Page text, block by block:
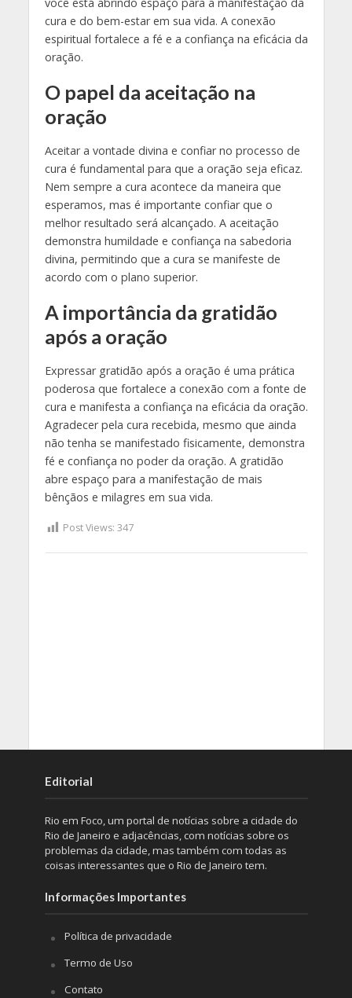
você está abrindo espaço para a manifestação da
cura e do bem-estar em sua vida. A conexão
espiritual fortalece a fé e a confiança na eficácia da
oração.
O papel da aceitação na
oração
Aceitar a vontade divina e confiar no processo de
cura é fundamental para que a oração seja eficaz.
Nem sempre a cura acontece da maneira que
esperamos, mas é importante confiar que o
melhor resultado será alcançado. A aceitação
demonstra humildade e confiança na sabedoria
divina, permitindo que a cura se manifeste de
acordo com o plano superior.
A importância da gratidão
após a oração
Expressar gratidão após a oração é uma prática
poderosa que fortalece a conexão com a fonte de
cura e manifesta a confiança na eficácia da oração.
Agradecer pela cura recebida, mesmo que ainda
não tenha se manifestado fisicamente, demonstra
fé e confiança no poder da oração. A gratidão
abre espaço para a manifestação de mais
bênçãos e milagres em sua vida.
Post Views: 347
Editorial
Rio em Foco, um portal de notícias sobre a cidade do
Rio de Janeiro e adjacências, com notícias sobre os
problemas da cidade, mas também com todas as
coisas interessantes que o Rio de Janeiro tem.
Informações Importantes
Política de privacidade
Termo de Uso
Contato